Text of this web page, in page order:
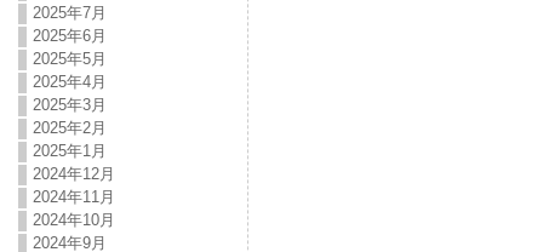
2025年7月
2025年6月
2025年5月
2025年4月
2025年3月
2025年2月
2025年1月
2024年12月
2024年11月
2024年10月
2024年9月